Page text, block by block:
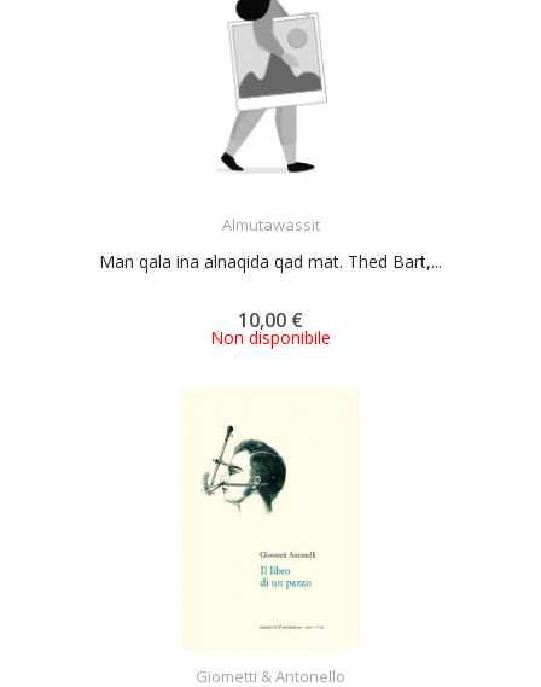
Almutawassit
Man qala ina alnaqida qad mat. Thed Bart,...
10,00 €
Non disponibile
Giometti & Antonello